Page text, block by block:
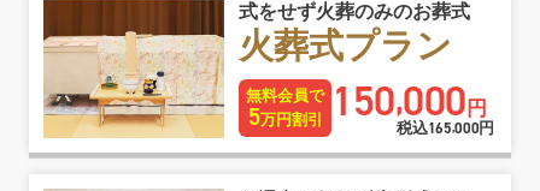
式をせず火葬のみのお葬式
火葬式プラン
無料会員で
5万円割引 150,000 円
税込165,000円